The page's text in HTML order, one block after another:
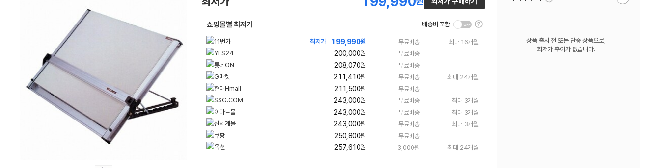
쇼핑몰별 최저가 배송비 포함
툴
팁
보
기
최저가 199,990원
빠
배
송
무료배송 최대 16개월
200,000원 무료배송
208,070원 무료배송
211,410원 무료배송 최대 24개월
211,500원 무료배송
243,000원 무료배송 최대 3개월
243,000원 무료배송 최대 3개월
243,000원 무료배송 최대 3개월
250,800원 무료배송
257,610원 3,000원 최대 24개월
팁
상품 출시 전 또는 단종 상품으로,
최저가 추이가 없습니다.